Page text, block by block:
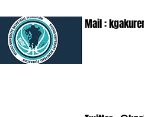
Mail :